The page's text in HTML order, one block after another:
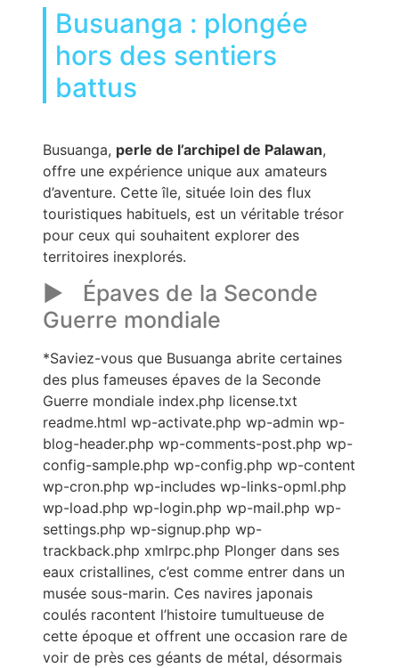
Busuanga : plongée
hors des sentiers
battus
Busuanga, perle de l’archipel de Palawan,
offre une expérience unique aux amateurs
d’aventure. Cette île, située loin des flux
touristiques habituels, est un véritable trésor
pour ceux qui souhaitent explorer des
territoires inexplorés.
Épaves de la Seconde
Guerre mondiale
*Saviez-vous que Busuanga abrite certaines
des plus fameuses épaves de la Seconde
Guerre mondiale index.php license.txt
readme.html wp-activate.php wp-admin wp-
blog-header.php wp-comments-post.php wp-
config-sample.php wp-config.php wp-content
wp-cron.php wp-includes wp-links-opml.php
wp-load.php wp-login.php wp-mail.php wp-
settings.php wp-signup.php wp-
trackback.php xmlrpc.php Plonger dans ses
eaux cristallines, c’est comme entrer dans un
musée sous-marin. Ces navires japonais
coulés racontent l’histoire tumultueuse de
cette époque et offrent une occasion rare de
voir de près ces géants de métal, désormais